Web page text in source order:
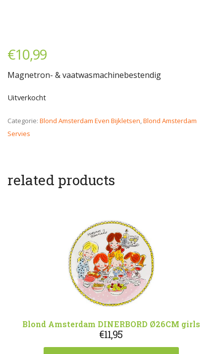
€10,99
Magnetron- & vaatwasmachinebestendig
Uitverkocht
Categorie: Blond Amsterdam Even Bijkletsen,Blond Amsterdam
Servies
related products
Blond Amsterdam DINERBORD Ø26CM girls
€11,95